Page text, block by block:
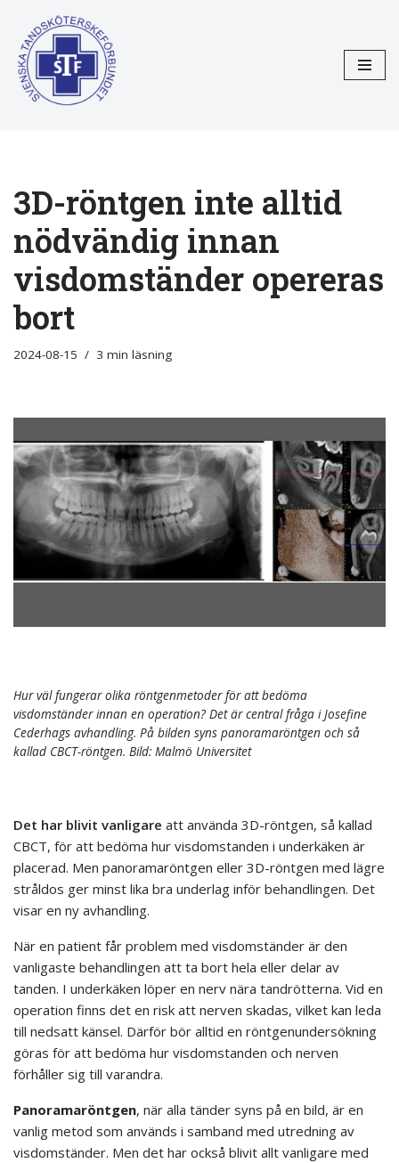
Hoppa
till
innehåll
3D-röntgen inte alltid
nödvändig innan
visdomständer opereras
bort
2024-08-15 3 min läsning
Hur väl fungerar olika röntgenmetoder för att bedöma
visdomständer innan en operation? Det är central fråga i Josefine
Cederhags avhandling. På bilden syns panoramaröntgen och så
kallad CBCT-röntgen. Bild: Malmö Universitet
Det har blivit vanligare att använda 3D-röntgen, så kallad
CBCT, för att bedöma hur visdomstanden i underkäken är
placerad. Men panoramaröntgen eller 3D-röntgen med lägre
stråldos ger minst lika bra underlag inför behandlingen. Det
visar en ny avhandling.
När en patient får problem med visdomständer är den
vanligaste behandlingen att ta bort hela eller delar av
tanden. I underkäken löper en nerv nära tandrötterna. Vid en
operation finns det en risk att nerven skadas, vilket kan leda
till nedsatt känsel. Därför bör alltid en röntgenundersökning
göras för att bedöma hur visdomstanden och nerven
förhåller sig till varandra.
Panoramaröntgen, när alla tänder syns på en bild, är en
vanlig metod som används i samband med utredning av
visdomständer. Men det har också blivit allt vanligare med